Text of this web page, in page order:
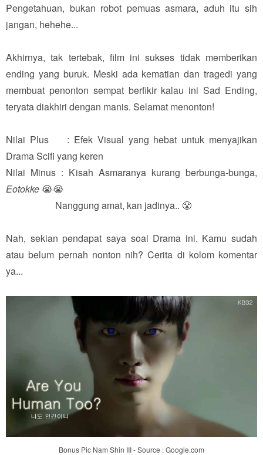
Pengetahuan, bukan robot pemuas asmara, aduh itu sih
jangan, hehehe...
Akhirnya, tak tertebak, film ini sukses tidak memberikan
ending yang buruk. Meski ada kematian dan tragedi yang
membuat penonton sempat berfikir kalau ini Sad Ending,
teryata diakhiri dengan manis. Selamat menonton!
Nilai Plus : Efek Visual yang hebat untuk menyajikan
Drama Scifi yang keren
Nilai Minus : Kisah Asmaranya kurang berbunga-bunga,
Eotokke 😭😭
Nanggung amat, kan jadinya.. 😤
Nah, sekian pendapat saya soal Drama ini. Kamu sudah
atau belum pernah nonton nih? Cerita di kolom komentar
ya...
Bonus Pic Nam Shin III - Source : Google.com